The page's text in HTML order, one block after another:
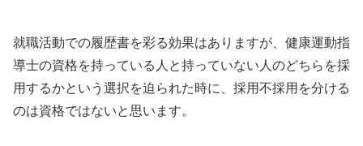
就職活動での履歴書を彩る効果はありますが、健康運動指
導士の資格を持っている人と持っていない人のどちらを採
用するかという選択を迫られた時に、採用不採用を分ける
のは資格ではないと思います。